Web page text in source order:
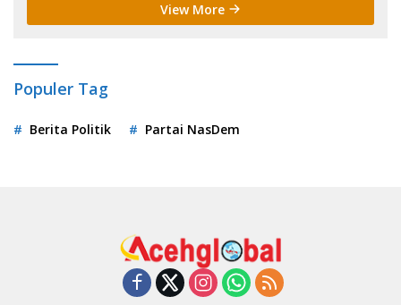
View More
Populer Tag
Berita Politik Partai NasDem